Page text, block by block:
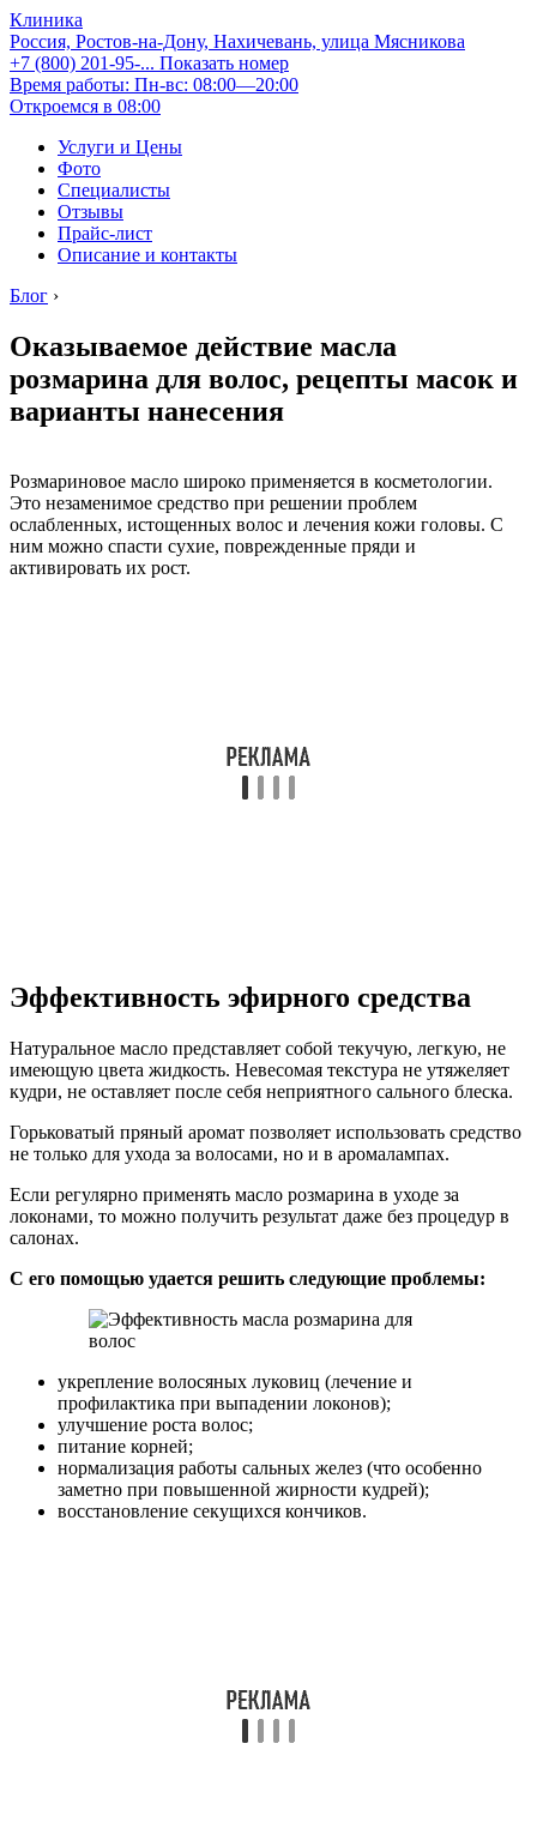
Клиника
Россия, Ростов-на-Дону, Нахичевань, улица Мясникова
+7 (800) 201-95-... Показать номер
Время работы: Пн-вс: 08:00—20:00
Откроемся в 08:00
Услуги и Цены
Фото
Специалисты
Отзывы
Прайс-лист
Описание и контакты
Блог ›
Оказываемое действие масла
розмарина для волос, рецепты масок и
варианты нанесения
Розмариновое масло широко применяется в косметологии.
Это незаменимое средство при решении проблем
ослабленных, истощенных волос и лечения кожи головы. С
ним можно спасти сухие, поврежденные пряди и
активировать их рост.
Эффективность эфирного средства
Натуральное масло представляет собой текучую, легкую, не
имеющую цвета жидкость. Невесомая текстура не утяжеляет
кудри, не оставляет после себя неприятного сального блеска.
Горьковатый пряный аромат позволяет использовать средство
не только для ухода за волосами, но и в аромалампах.
Если регулярно применять масло розмарина в уходе за
локонами, то можно получить результат даже без процедур в
салонах.
С его помощью удается решить следующие проблемы:
укрепление волосяных луковиц (лечение и
профилактика при выпадении локонов);
улучшение роста волос;
питание корней;
нормализация работы сальных желез (что особенно
заметно при повышенной жирности кудрей);
восстановление секущихся кончиков.